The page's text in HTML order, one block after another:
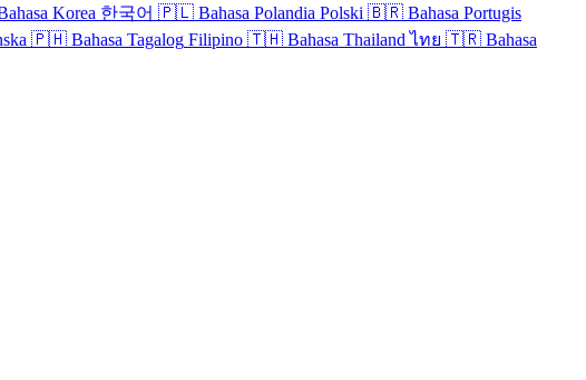
Korea 한국어 🇵🇱 Bahasa Polandia Polski 🇧🇷 Bahasa Portugis
🇵🇭 Bahasa Tagalog Filipino 🇹🇭 Bahasa Thailand ไทย 🇹🇷 Bahasa